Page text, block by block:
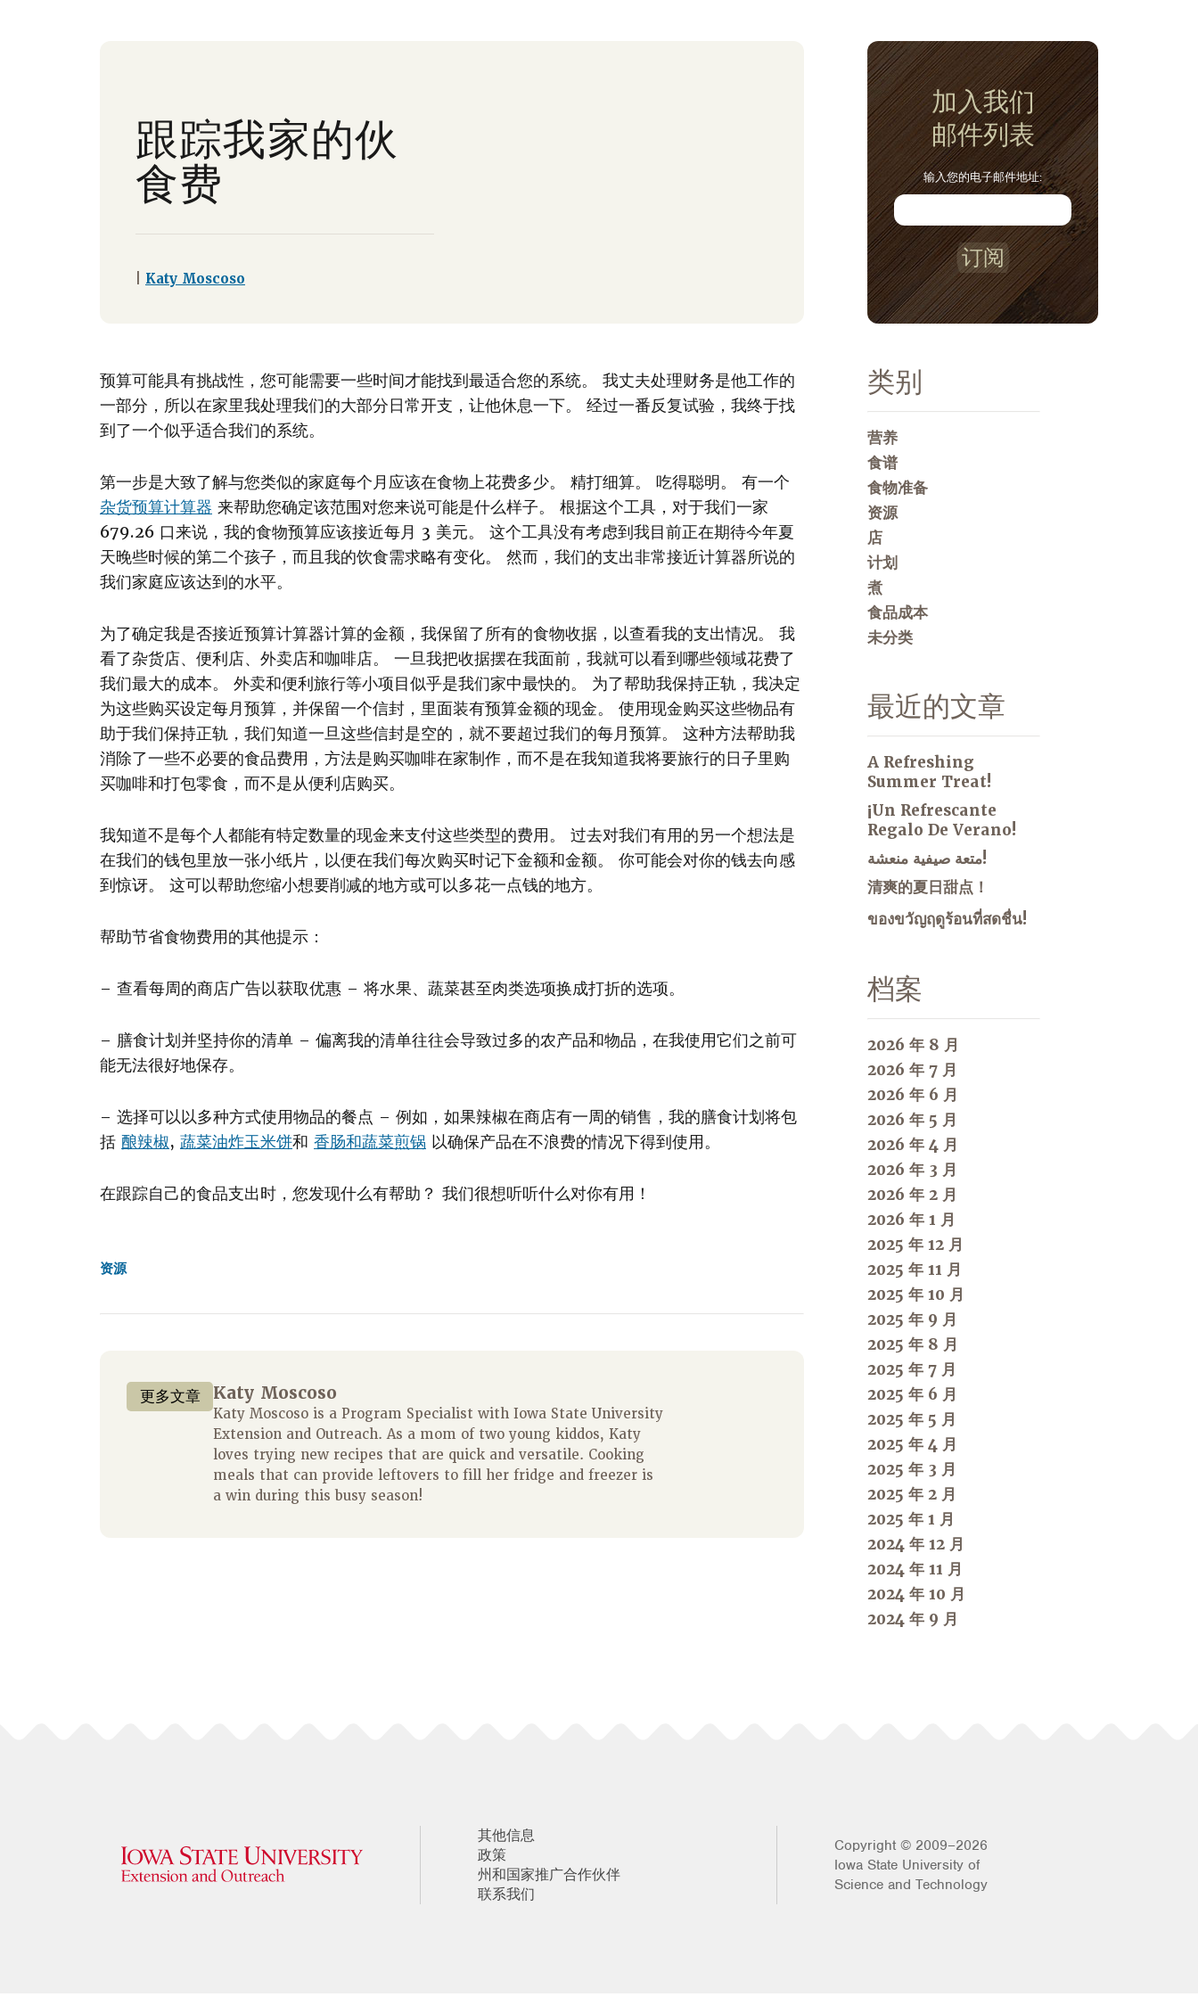
跟踪我家的伙
食费
Katy Moscoso
预算可能具有挑战性，您可能需要一些时间才能找到最适合您的系统。 我丈夫处理财务是他工作的
一部分，所以在家里我处理我们的大部分日常开支，让他休息一下。 经过一番反复试验，我终于找
到了一个似乎适合我们的系统。
第一步是大致了解与您类似的家庭每个月应该在食物上花费多少。 精打细算。 吃得聪明。 有一个
杂货预算计算器 来帮助您确定该范围对您来说可能是什么样子。 根据这个工具，对于我们一家
679.26 口来说，我的食物预算应该接近每月 3 美元。 这个工具没有考虑到我目前正在期待今年夏
天晚些时候的第二个孩子，而且我的饮食需求略有变化。 然而，我们的支出非常接近计算器所说的
我们家庭应该达到的水平。
为了确定我是否接近预算计算器计算的金额，我保留了所有的食物收据，以查看我的支出情况。 我
看了杂货店、便利店、外卖店和咖啡店。 一旦我把收据摆在我面前，我就可以看到哪些领域花费了
我们最大的成本。 外卖和便利旅行等小项目似乎是我们家中最快的。 为了帮助我保持正轨，我决定
为这些购买设定每月预算，并保留一个信封，里面装有预算金额的现金。 使用现金购买这些物品有
助于我们保持正轨，我们知道一旦这些信封是空的，就不要超过我们的每月预算。 这种方法帮助我
消除了一些不必要的食品费用，方法是购买咖啡在家制作，而不是在我知道我将要旅行的日子里购
买咖啡和打包零食，而不是从便利店购买。
我知道不是每个人都能有特定数量的现金来支付这些类型的费用。 过去对我们有用的另一个想法是
在我们的钱包里放一张小纸片，以便在我们每次购买时记下金额和金额。 你可能会对你的钱去向感
到惊讶。 这可以帮助您缩小想要削减的地方或可以多花一点钱的地方。
帮助节省食物费用的其他提示：
– 查看每周的商店广告以获取优惠 – 将水果、蔬菜甚至肉类选项换成打折的选项。
– 膳食计划并坚持你的清单 – 偏离我的清单往往会导致过多的农产品和物品，在我使用它们之前可
能无法很好地保存。
– 选择可以以多种方式使用物品的餐点 – 例如，如果辣椒在商店有一周的销售，我的膳食计划将包
括 酿辣椒, 蔬菜油炸玉米饼和 香肠和蔬菜煎锅 以确保产品在不浪费的情况下得到使用。
在跟踪自己的食品支出时，您发现什么有帮助？ 我们很想听听什么对你有用！
资源
更多文章 Katy Moscoso
Katy Moscoso is a Program Specialist with Iowa State University
Extension and Outreach. As a mom of two young kiddos, Katy
loves trying new recipes that are quick and versatile. Cooking
meals that can provide leftovers to fill her fridge and freezer is
a win during this busy season!
加入我们
邮件列表
输入您的电子邮件地址:
订阅
类别
营养
食谱
食物准备
资源
店
计划
煮
食品成本
未分类
最近的文章
A Refreshing
Summer Treat!
¡Un Refrescante
Regalo De Verano!
متعة صيفية منعشة!
清爽的夏日甜点！
ของขวัญฤดูร้อนที่สดชื่น!
档案
2026 年 8 月
2026 年 7 月
2026 年 6 月
2026 年 5 月
2026 年 4 月
2026 年 3 月
2026 年 2 月
2026 年 1 月
2025 年 12 月
2025 年 11 月
2025 年 10 月
2025 年 9 月
2025 年 8 月
2025 年 7 月
2025 年 6 月
2025 年 5 月
2025 年 4 月
2025 年 3 月
2025 年 2 月
2025 年 1 月
2024 年 12 月
2024 年 11 月
2024 年 10 月
2024 年 9 月
其他信息
政策
州和国家推广合作伙伴
联系我们
Copyright © 2009–2026
Iowa State University of
Science and Technology